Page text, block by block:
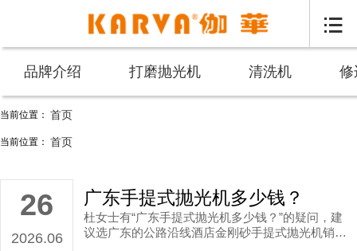

品牌介绍 打磨抛光机 清洗机 修
当前位置： 首页
当前位置： 首页
26
2026.06
广东手提式抛光机多少钱？
杜女士有“广东手提式抛光机多少钱？”的疑问，建
议选广东的公路沿线酒店金刚砂手提式抛光机销售